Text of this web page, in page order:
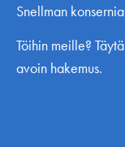
Snellman konsernia
Töihin meille? Täytä
avoin hakemus.